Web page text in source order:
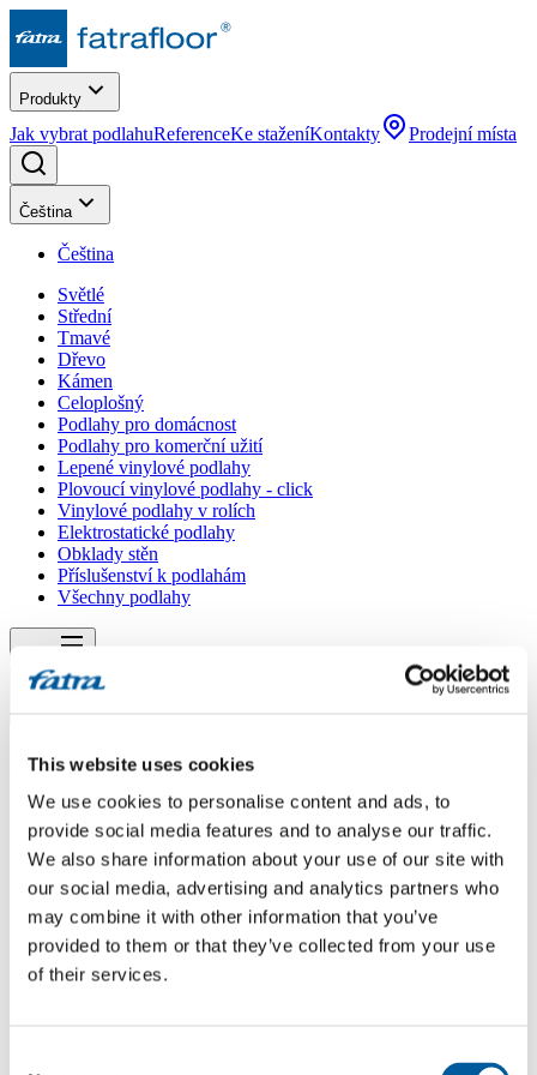
This website uses cookies
We use cookies to personalise content and ads, to
provide social media features and to analyse our traffic.
We also share information about your use of our site with
our social media, advertising and analytics partners who
may combine it with other information that you’ve
provided to them or that they’ve collected from your use
of their services.
Produkty
Jak vybrat podlahuReferenceKe staženíKontakty Prodejní místa
Čeština
Čeština
Světlé
Střední
Tmavé
Dřevo
Kámen
Celoplošný
Podlahy pro domácnost
Podlahy pro komerční užití
Lepené vinylové podlahy
Plovoucí vinylové podlahy - click
Vinylové podlahy v rolích
Elektrostatické podlahy
Obklady stěn
Příslušenství k podlahám
Všechny podlahy
Dotazy
Lepený a click vynil-dekor
Dotaz
Dobrý den, prosím o info,který dekor vynilu Termofix je ve formě
lepený i click. Na chodbu bychom dali lepený a do obývacího
pokoje a jídelny clicl. Děkuji! V.H.